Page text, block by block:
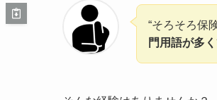
“そろそろ保
門用語が多